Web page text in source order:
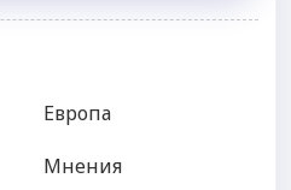
Европа
Мнения